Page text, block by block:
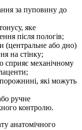
за пуповину до
яке
після пологів;
(центральне або дно)
на стінку;
механічному
які можуть
ручне
контролю.
анатомічного